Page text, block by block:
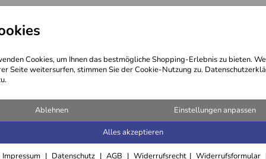
Cookies, um Ihnen das bestmögliche Shopping-Erlebnis zu bieten.
Seite weitersurfen, stimmen Sie der Cookie-Nutzung zu.
Ablehnen Einstellungen anpassen
Alles akzeptieren
Impressum Datenschutz AGB Widerrufsrecht
Widerrufsformular
Kosmetik Öle Haare